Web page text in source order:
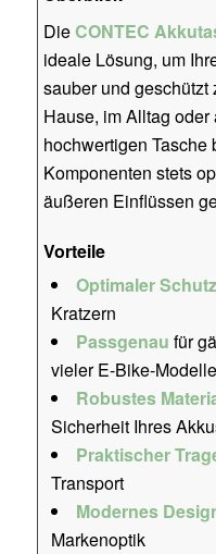
DieCONTEC
ideale Lösung, um
sauber und geschützt
Hause, im Alltag
hochwertigen
Komponenten stets
äußeren Einflüssen
Vorteile
Optimaler Schutz
Kratzern
Passgenau für
vieler E-Bike-Modelle
Robustes
Sicherheit Ihres
Praktischer
Transport
Modernes
Markenoptik